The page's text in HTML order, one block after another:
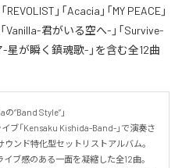
」「Acacia」「MY PEACE」
Vanilla-君がいる空へ-」「Survive-
星が瞬く鎮魂歌-」を含む全12曲
“Band Style”」
ブ「Kensaku Kishida-Band-」で演奏さ
ンド特化型セットリストアルバム。
ブ感のある一面を凝縮した全12曲。